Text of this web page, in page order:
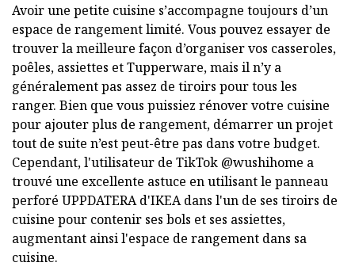
Avoir une petite cuisine s’accompagne toujours d’un
espace de rangement limité. Vous pouvez essayer de
trouver la meilleure façon d’organiser vos casseroles,
poêles, assiettes et Tupperware, mais il n’y a
généralement pas assez de tiroirs pour tous les
ranger. Bien que vous puissiez rénover votre cuisine
pour ajouter plus de rangement, démarrer un projet
tout de suite n’est peut-être pas dans votre budget.
Cependant, l'utilisateur de TikTok @wushihome a
trouvé une excellente astuce en utilisant le panneau
perforé UPPDATERA d'IKEA dans l'un de ses tiroirs de
cuisine pour contenir ses bols et ses assiettes,
augmentant ainsi l'espace de rangement dans sa
cuisine.